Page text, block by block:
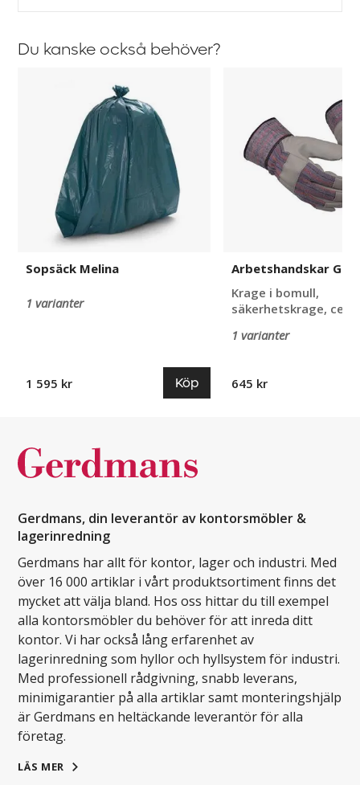
Du kanske också behöver?
Sopsäck Melina
1 varianter
1 595 kr Köp
Arbetshandskar
Krage i bomull,
säkerhetskrage, ce-
1 varianter
645 kr
Gerdmans, din leverantör av kontorsmöbler &
lagerinredning
Gerdmans har allt för kontor, lager och industri. Med
över 16 000 artiklar i vårt produktsortiment finns det
mycket att välja bland. Hos oss hittar du till exempel
alla kontorsmöbler du behöver för att inreda ditt
kontor. Vi har också lång erfarenhet av
lagerinredning som hyllor och hyllsystem för industri.
Med professionell rådgivning, snabb leverans,
minimigarantier på alla artiklar samt monteringshjälp
är Gerdmans en heltäckande leverantör för alla
företag.
LÄS MER